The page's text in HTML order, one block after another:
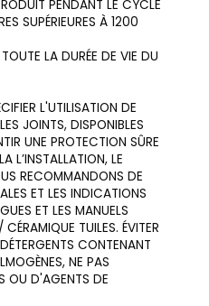
PENDANT LE CYCLE
SUPÉRIEURES À 1200
LA DURÉE DE VIE DU
L'UTILISATION DE
JOINTS, DISPONIBLES
UNE PROTECTION SÛRE
L’INSTALLATION, LE
RECOMMANDONS DE
ET LES INDICATIONS
ET LES MANUELS
TUILES. ÉVITER
CONTENANT
NE PAS
OU D'AGENTS DE